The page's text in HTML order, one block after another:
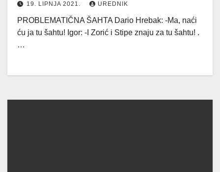
19. LIPNJA 2021. UREDNIK
PROBLEMATIČNA ŠAHTA Dario Hrebak: -Ma, naći
ću ja tu šahtu! Igor: -I Zorić i Stipe znaju za tu šahtu! .
…